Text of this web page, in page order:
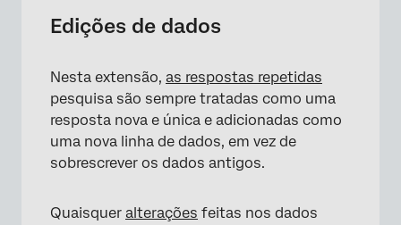
Edições de dados
Nesta extensão, as respostas repetidas
pesquisa são sempre tratadas como uma
resposta nova e única e adicionadas como
uma nova linha de dados, em vez de
sobrescrever os dados antigos.
Quaisquer alterações feitas nos dados